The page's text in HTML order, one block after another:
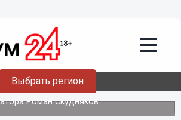
Выбрать регион
критические СМИ сами
- Скудняков
проекту «неФормат/общение со
пресс-службы
области, пресс-
Роман Скудняков.